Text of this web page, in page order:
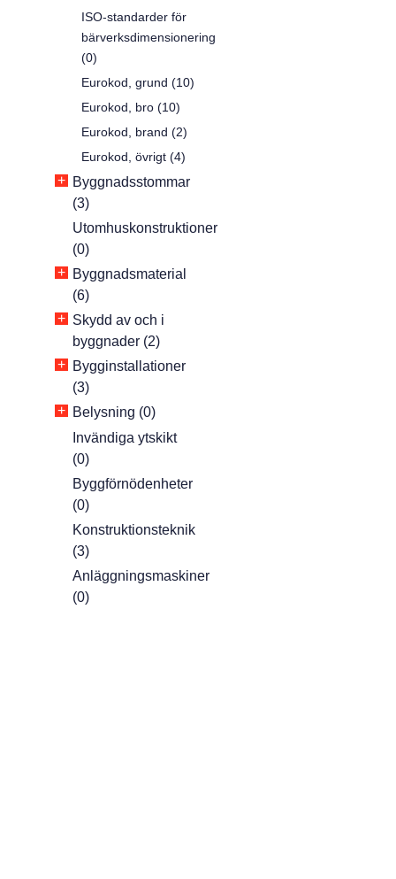
ISO-standarder för
bärverksdimensionering
(0)
Eurokod, grund (10)
Eurokod, bro (10)
Eurokod, brand (2)
Eurokod, övrigt (4)
+ Byggnadsstommar
(3)
Utomhuskonstruktioner
(0)
+ Byggnadsmaterial
(6)
+ Skydd av och i
byggnader (2)
+ Bygginstallationer
(3)
+ Belysning (0)
Invändiga ytskikt
(0)
Byggförnödenheter
(0)
Konstruktionsteknik
(3)
Anläggningsmaskiner
(0)